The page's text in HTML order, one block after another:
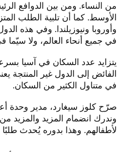
من النساء. ومن بين الدوافع
الأوسط. كما أن تلبية الطلب
وأوروبا ونيوزيلندا. وفي هذه
في جميع أنحاء العالم، ولا سيّما
يتزايد عدد السكان في آسيا
الفائض إلى الدول غير المنتجة
في متناول الكثير من السكان.
وندرك انضمام المزيد والمزيد
لأطفالهم. وهذا بدوره يُحدث طلبًا